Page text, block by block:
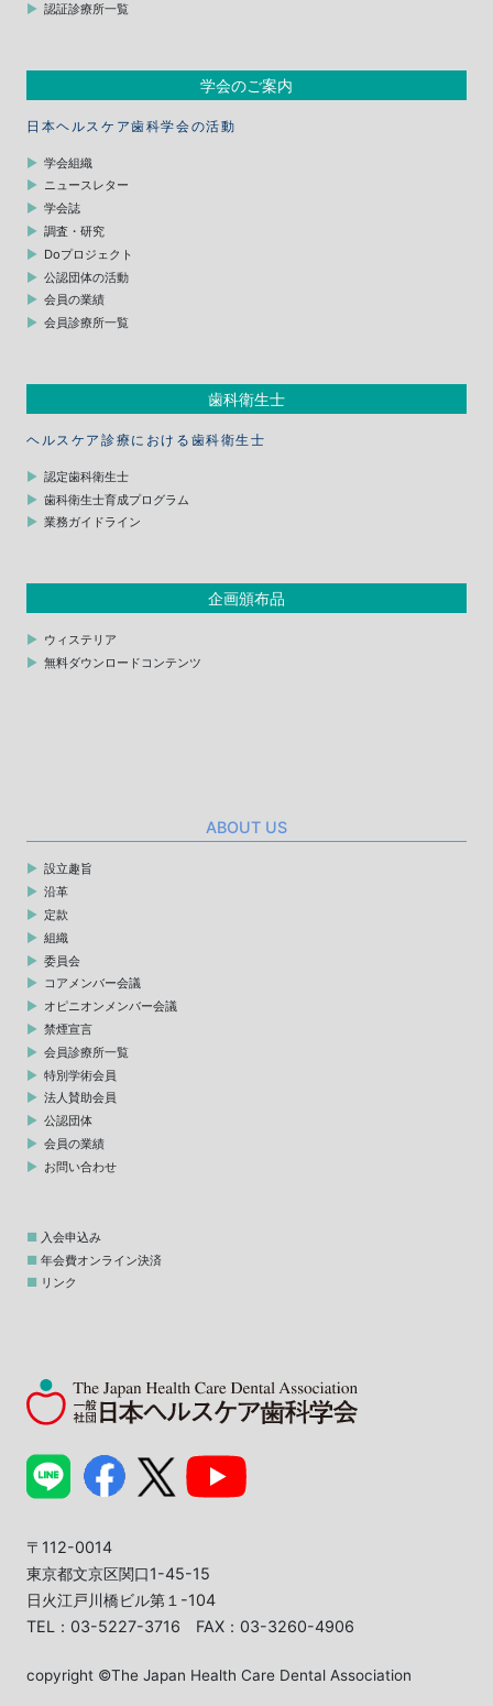
認証診療所一覧
学会のご案内
日本ヘルスケア歯科学会の活動
学会組織
ニュースレター
学会誌
調査・研究
Doプロジェクト
公認団体の活動
会員の業績
会員診療所一覧
歯科衛生士
ヘルスケア診療における歯科衛生士
認定歯科衛生士
歯科衛生士育成プログラム
業務ガイドライン
企画頒布品
ウィステリア
無料ダウンロードコンテンツ
ABOUT US
設立趣旨
沿革
定款
組織
委員会
コアメンバー会議
オピニオンメンバー会議
禁煙宣言
会員診療所一覧
特別学術会員
法人賛助会員
公認団体
会員の業績
お問い合わせ
入会申込み
年会費オンライン決済
リンク
〒112-0014
東京都文京区関口1-45-15
日火江戸川橋ビル第１-104
TEL：03-5227-3716 FAX：03-3260-4906
copyright ©The Japan Health Care Dental Association